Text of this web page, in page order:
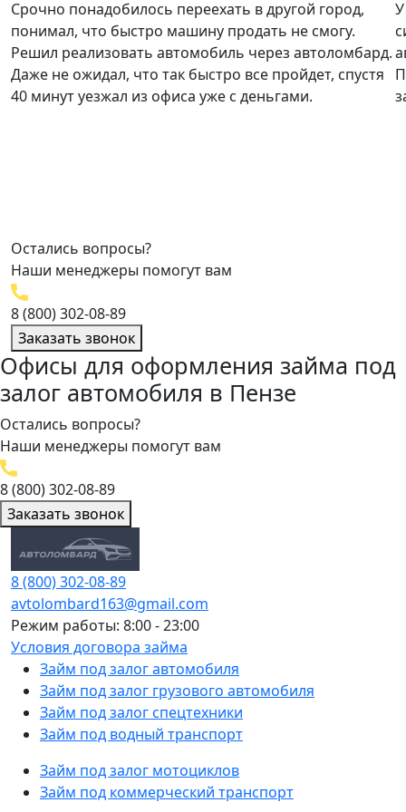
Срочно понадобилось переехать в другой город,
понимал, что быстро машину продать не смогу.
Решил реализовать автомобиль через автоломбард.
Даже не ожидал, что так быстро все пройдет, спустя
40 минут уезжал из офиса уже с деньгами.
Остались вопросы?
Наши менеджеры помогут вам
8 (800) 302-08-89
Заказать звонок
Офисы для оформления займа под
залог автомобиля в Пензе
Остались вопросы?
Наши менеджеры помогут вам
8 (800) 302-08-89
Заказать звонок
8 (800) 302-08-89
avtolombard163@gmail.com
Режим работы: 8:00 - 23:00
Условия договора займа
Займ под залог автомобиля
Займ под залог грузового автомобиля
Займ под залог спецтехники
Займ под водный транспорт
Займ под залог мотоциклов
Займ под коммерческий транспорт